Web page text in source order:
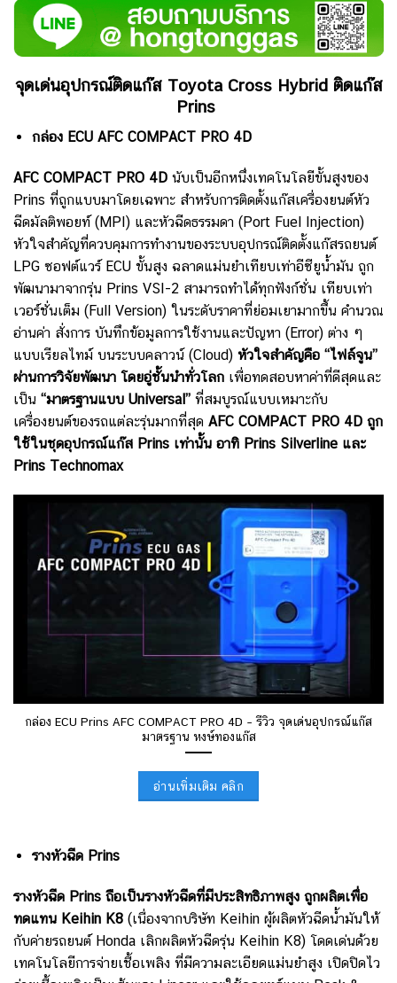
จุดเด่นอุปกรณ์ติดแก๊ส Toyota Cross Hybrid ติดแก๊ส
Prins
กล่อง ECU AFC COMPACT PRO 4D
AFC COMPACT PRO 4D นับเป็นอีกหนึ่งเทคโนโลยีขั้นสูงของ
Prins ที่ถูกแบบมาโดยเฉพาะ สำหรับการติดตั้งแก๊สเครื่องยนต์หัว
ฉีดมัลติพอยท์ (MPI) และหัวฉีดธรรมดา (Port Fuel Injection)
หัวใจสำคัญที่ควบคุมการทำงานของระบบอุปกรณ์ติดตั้งแก๊สรถยนต์
LPG ซอฟต์แวร์ ECU ขั้นสูง ฉลาดแม่นยำเทียบเท่าอีซียูน้ำมัน ถูก
พัฒนามาจากรุ่น Prins VSI-2 สามารถทำได้ทุกฟังก์ชั่น เทียบเท่า
เวอร์ชั่นเต็ม (Full Version) ในระดับราคาที่ย่อมเยามากขึ้น คำนวณ
อ่านค่า สั่งการ บันทึกข้อมูลการใช้งานและปัญหา (Error) ต่าง ๆ
แบบเรียลไทม์ บนระบบคลาวน์ (Cloud) หัวใจสำคัญคือ “ไฟล์จูน”
ผ่านการวิจัยพัฒนา โดยอู่ชั้นนำทั่วโลก เพื่อทดสอบหาค่าที่ดีสุดและ
เป็น “มาตรฐานแบบ Universal” ที่สมบูรณ์แบบเหมาะกับ
เครื่องยนต์ของรถแต่ละรุ่นมากที่สุด AFC COMPACT PRO 4D ถูก
ใช้ในชุดอุปกรณ์แก๊ส Prins เท่านั้น อาทิ Prins Silverline และ
Prins Technomax
กล่อง ECU Prins AFC COMPACT PRO 4D – รีวิว จุดเด่นอุปกรณ์แก๊ส
มาตรฐาน หงษ์ทองแก๊ส
อ่านเพิ่มเติม คลิก
รางหัวฉีด Prins
รางหัวฉีด Prins ถือเป็นรางหัวฉีดที่มีประสิทธิภาพสูง ถูกผลิตเพื่อ
ทดแทน Keihin K8 (เนื่องจากบริษัท Keihin ผู้ผลิตหัวฉีดน้ำมันให้
กับค่ายรถยนต์ Honda เลิกผลิตหัวฉีดรุ่น Keihin K8) โดดเด่นด้วย
เทคโนโลยีการจ่ายเชื้อเพลิง ที่มีความละเอียดแม่นยำสูง เปิดปิดไว